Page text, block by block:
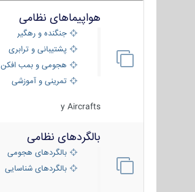
هواپیماهای نظامی
جنگنده و رهگیر
پشتیبانی و ترابری
هجومی و بمب افکن
تمرینی و آموزشی
y Aircrafts
بالگردهای نظامی
بالگردهای هجومی
بالگردهای شناسایی